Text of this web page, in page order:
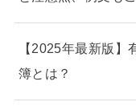
【2025年最新版
簿とは？